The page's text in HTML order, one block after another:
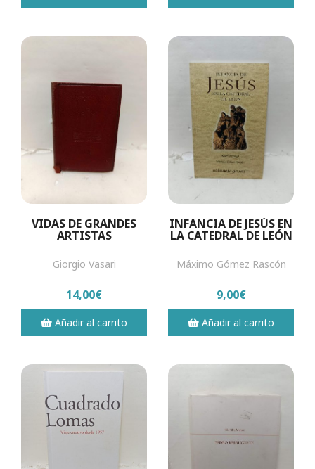
VIDAS DE GRANDES
ARTISTAS
Giorgio Vasari
14,00€
Añadir al carrito
INFANCIA DE JESÚS EN
LA CATEDRAL DE LEÓN
Máximo Gómez Rascón
9,00€
Añadir al carrito